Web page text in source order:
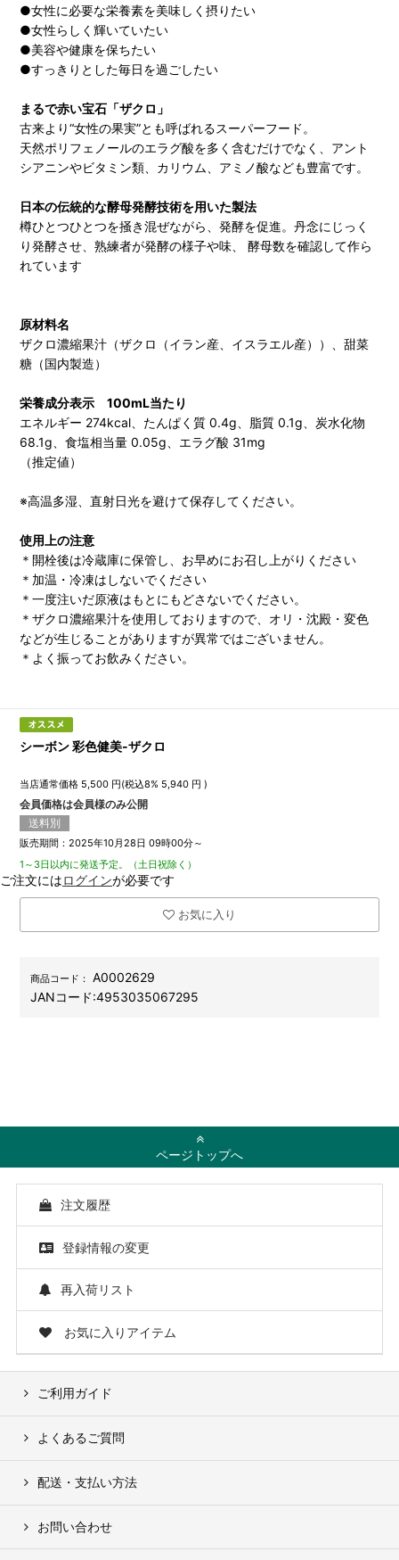
●女性に必要な栄養素を美味しく摂りたい
●女性らしく輝いていたい
●美容や健康を保ちたい
●すっきりとした毎日を過ごしたい
まるで赤い宝石「ザクロ」
古来より“女性の果実”とも呼ばれるスーパーフード。
天然ポリフェノールのエラグ酸を多く含むだけでなく、アント
シアニンやビタミン類、カリウム、アミノ酸なども豊富です。
日本の伝統的な酵母発酵技術を用いた製法
樽ひとつひとつを掻き混ぜながら、発酵を促進。丹念にじっく
り発酵させ、熟練者が発酵の様子や味、 酵母数を確認して作ら
れています
原材料名
ザクロ濃縮果汁（ザクロ（イラン産、イスラエル産））、甜菜
糖（国内製造）
栄養成分表示 100mL当たり
エネルギー 274kcal、たんぱく質 0.4g、脂質 0.1g、炭水化物
68.1g、食塩相当量 0.05g、エラグ酸 31mg
（推定値）
※高温多湿、直射日光を避けて保存してください。
使用上の注意
＊開栓後は冷蔵庫に保管し、お早めにお召し上がりください
＊加温・冷凍はしないでください
＊一度注いだ原液はもとにもどさないでください。
＊ザクロ濃縮果汁を使用しておりますので、オリ・沈殿・変色
などが生じることがありますが異常ではございません。
＊よく振ってお飲みください。
シーボン 彩色健美-ザクロ
当店通常価格 5,500 円(税込8% 5,940 円 )
会員価格は会員様のみ公開
送料別
販売期間：2025年10月28日 09時00分～
1～3日以内に発送予定。（土日祝除く）
ご注文にはログインが必要です
お気に入り
商品コード：
A0002629
JANコード:4953035067295
ページトップへ
注文履歴
登録情報の変更
再入荷リスト
お気に入りアイテム
ご利用ガイド
よくあるご質問
配送・支払い方法
お問い合わせ